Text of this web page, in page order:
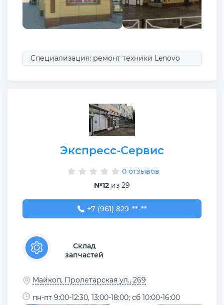
Специализация: ремонт техники Lenovo
Экспресс-Сервис
0 отзывов
№12 из 29
+7 (961) 829-88-88
+7 (961) 829-**-**
Склад
запчастей
Майкоп, Пролетарская ул., 269
пн-пт 9:00-12:30, 13:00-18:00; сб 10:00-16:00